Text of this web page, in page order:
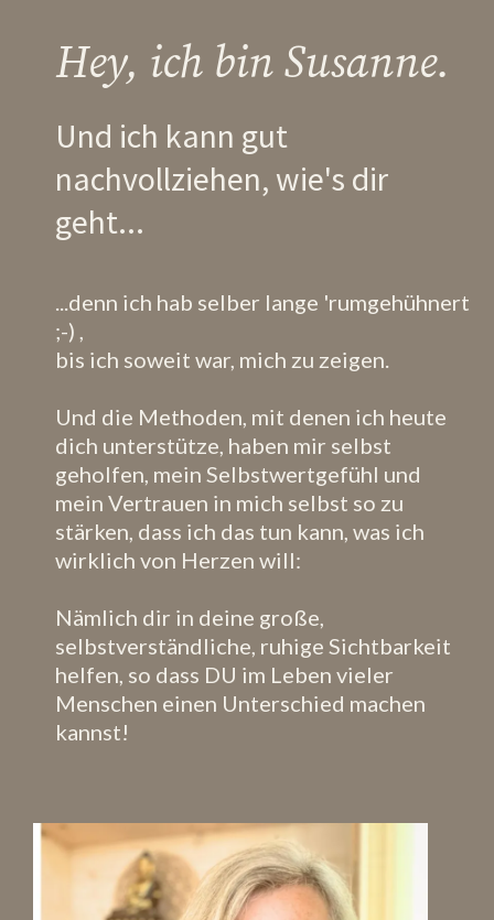
Hey, ich bin Susanne.
Und ich kann gut
nachvollziehen, wie's dir
geht...
...denn ich hab selber lange 'rumgehühnert
;-) ,
bis ich soweit war, mich zu zeigen.
Und die Methoden, mit denen ich heute
dich unterstütze, haben mir selbst
geholfen, mein Selbstwertgefühl und
mein Vertrauen in mich selbst so zu
stärken, dass ich das tun kann, was ich
wirklich von Herzen will:
Nämlich dir in deine große,
selbstverständliche, ruhige Sichtbarkeit
helfen, so dass DU im Leben vieler
Menschen einen Unterschied machen
kannst!